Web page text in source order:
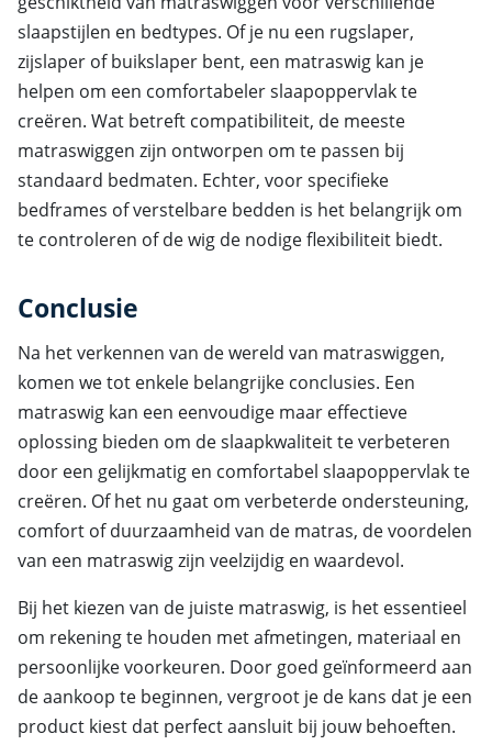
slaapstijlen en bedtypes. Of je nu een rugslaper,
zijslaper of buikslaper bent, een matraswig kan je
helpen om een comfortabeler slaapoppervlak te
creëren. Wat betreft compatibiliteit, de meeste
matraswiggen zijn ontworpen om te passen bij
standaard bedmaten. Echter, voor specifieke
bedframes of verstelbare bedden is het belangrijk om
te controleren of de wig de nodige flexibiliteit biedt.
Conclusie
Na het verkennen van de wereld van matraswiggen,
komen we tot enkele belangrijke conclusies. Een
matraswig kan een eenvoudige maar effectieve
oplossing bieden om de slaapkwaliteit te verbeteren
door een gelijkmatig en comfortabel slaapoppervlak te
creëren. Of het nu gaat om verbeterde ondersteuning,
comfort of duurzaamheid van de matras, de voordelen
van een matraswig zijn veelzijdig en waardevol.
Bij het kiezen van de juiste matraswig, is het essentieel
om rekening te houden met afmetingen, materiaal en
persoonlijke voorkeuren. Door goed geïnformeerd aan
de aankoop te beginnen, vergroot je de kans dat je een
product kiest dat perfect aansluit bij jouw behoeften.